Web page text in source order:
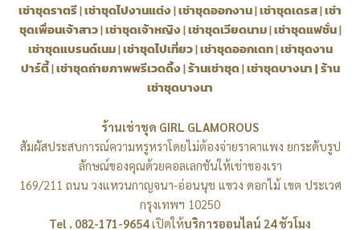
เช่าชุดราตรี|เช่าชุดไปงานแต่ง|เช่าชุดออกงาน|เช่าชุดเดรส|เช่า
ชุดเพื่อนเจ้าสาว|เช่าชุดเจ้าหญิง|เช่าชุดเวียดนาม|เช่าชุดแฟชั่น|
เช่าชุดแบรนด์เนม|เช่าชุดไปเที่ยว|เช่าชุดออกเดท|เช่าชุดงาน
ปาร์ตี้|เช่าชุดถ่ายภาพพรีเวดดิ้ง|ร้านเช่าชุด|เช่าชุดบางนา|ร้าน
เช่าชุดบางนา
ร้านเช่าชุด GIRL GLAMOROUS
สัมผัสประสบการณ์ความหรูหราโดยไม่ต้องจ่ายราคาแพง ยกระดับรูป
ลักษณ์ของคุณด้วยคอลเลกชันให้เช่าของเรา
169/211 ถนน วงแหวนกาญจนา-อ่อนนุช แขวง ดอกไม้ เขต ประเวศ
กรุงเทพฯ 10250
Tel . 082-171-9654เปิดให้บริการออนไลน์ 24 ชัวโมง